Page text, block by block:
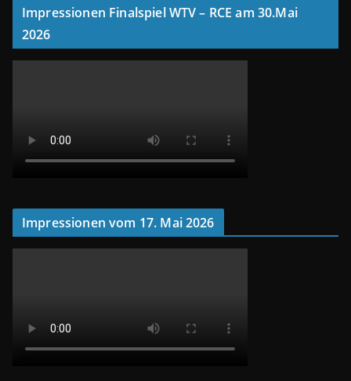
Impressionen Finalspiel WTV – RCE am 30.Mai
2026
Impressionen vom 17. Mai 2026